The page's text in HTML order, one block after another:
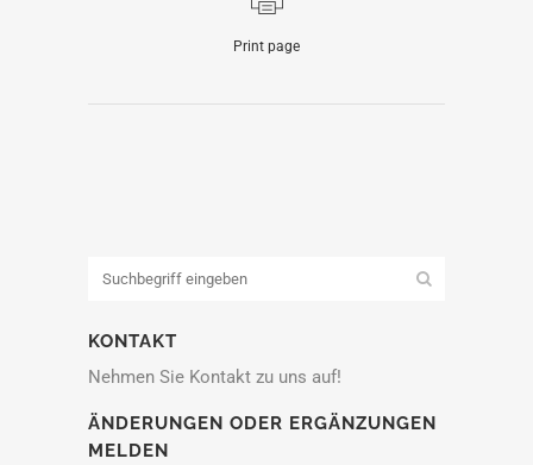
Print page
KONTAKT
Nehmen Sie Kontakt zu uns auf!
ÄNDERUNGEN ODER ERGÄNZUNGEN
MELDEN